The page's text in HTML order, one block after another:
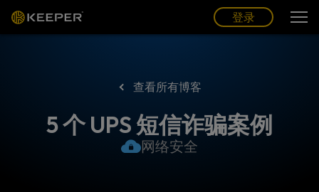
登录
查看所有博客
5 个 UPS 短信诈骗案例
网络安全